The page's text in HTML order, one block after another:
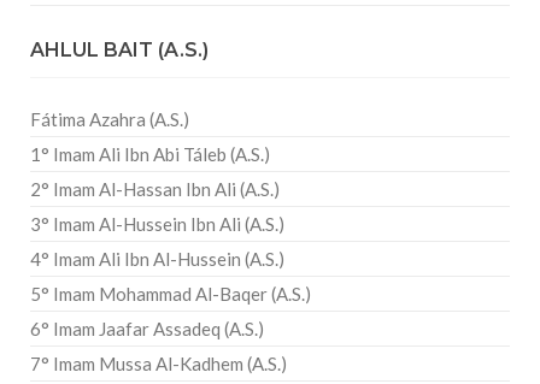
AHLUL BAIT (A.S.)
Fátima Azahra (A.S.)
1° Imam Ali Ibn Abi Táleb (A.S.)
2° Imam Al-Hassan Ibn Ali (A.S.)
3° Imam Al-Hussein Ibn Ali (A.S.)
4° Imam Ali Ibn Al-Hussein (A.S.)
5° Imam Mohammad Al-Baqer (A.S.)
6° Imam Jaafar Assadeq (A.S.)
7° Imam Mussa Al-Kadhem (A.S.)